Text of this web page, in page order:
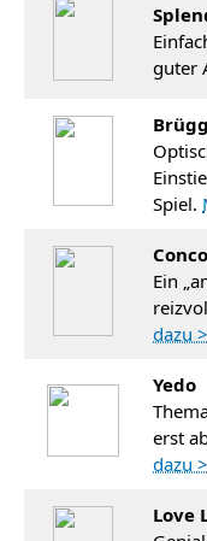
guter
Spiel.
Ein
dazu >
Yedo
erst
dazu >
Love